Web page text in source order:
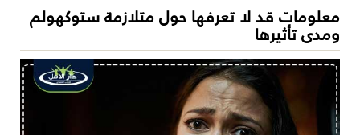
معلومات قد لا تعرفها حول متلازمة ستوكهولم
ومدى تأثيرها